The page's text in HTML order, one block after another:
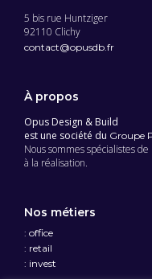
5 bis rue Huntziger
92110 Clichy
contact@opusdb.fr
À propos
Opus Design & Build
est une société du Groupe
Nous sommes spécialistes
à la réalisation.
Nos métiers
: office
: retail
: invest